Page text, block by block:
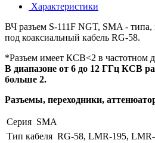
Характеристики
ВЧ разъем S-111F NGT, SMA -
под коаксиальный кабель RG-58.
*Разъем имеет КСВ<2 в частотном
В диапазоне от 6 до 12 ГГц КСВ
больше 2.
Разъемы, переходники,
Серия SMA
Тип кабеля RG-58, LMR-195,